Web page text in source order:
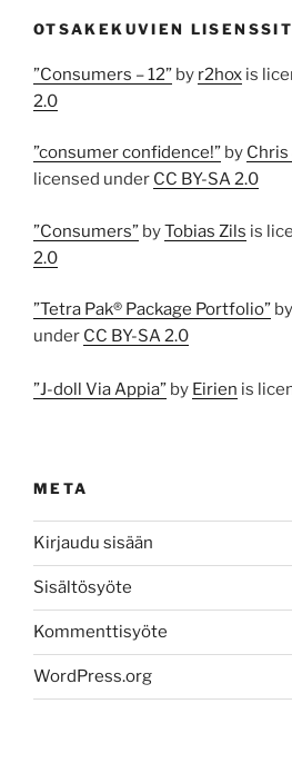
OTSAKEKUVIEN LISENSSIT
”Consumers – 12” by r2hox is
2.0
”consumer confidence!” by Chris
licensed under CC BY-SA 2.0
”Consumers” byTobias Zils is
2.0
”Tetra Pak® Package Portfolio” by
under CC BY-SA 2.0
”J-doll Via Appia” by Eirien is
META
Kirjaudu sisään
Sisältösyöte
Kommenttisyöte
WordPress.org